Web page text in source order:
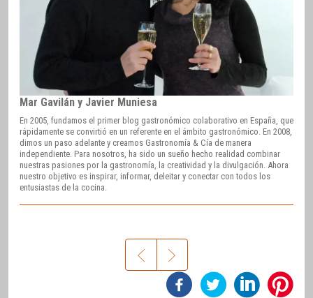
Mar Gavilán y Javier Muniesa
En 2005, fundamos el primer blog gastronómico colaborativo en España, que
rápidamente se convirtió en un referente en el ámbito gastronómico. En 2008,
dimos un paso adelante y creamos Gastronomía & Cía de manera
independiente. Para nosotros, ha sido un sueño hecho realidad combinar
nuestras pasiones por la gastronomía, la creatividad y la divulgación. Ahora
nuestro objetivo es inspirar, informar, deleitar y conectar con todos los
entusiastas de la cocina.